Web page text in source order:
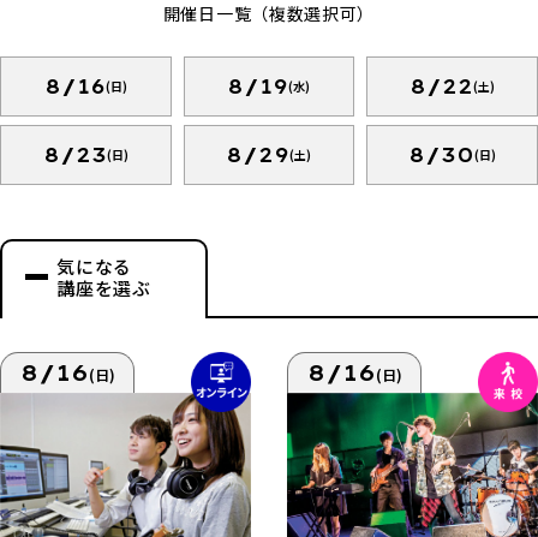
開催日一覧（複数選択可）
8/16(日) 8/19(水) 8/22(土)
8/23(日) 8/29(土) 8/30(日)
気になる
講座を選ぶ
8/16(日) 8/16(日)